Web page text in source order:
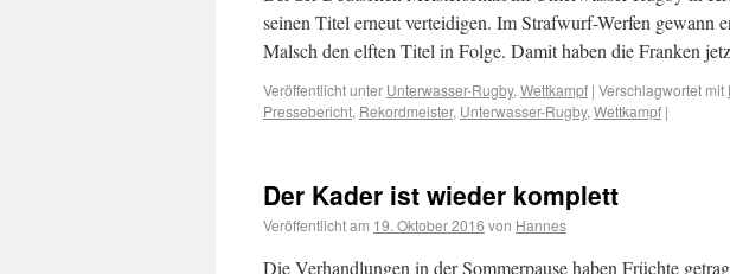
seinen Titel erneut verteidigen. Im Strafwurf-Werfen gewann
Malsch den elften Titel in Folge. Damit haben die Franken
Veröffentlicht unter Unterwasser-Rugby, Wettkampf | Verschlagwortet mit
Pressebericht, Rekordmeister, Unterwasser-Rugby, Wettkampf |
Der Kader ist wieder komplett
Veröffentlicht am 19. Oktober 2016 von Hannes
Die Verhandlungen in der Sommerpause haben Früchte